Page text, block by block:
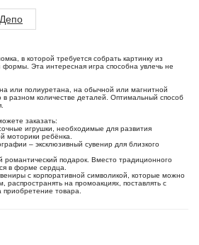
в которой требуется собрать картинку из
Эта интересная игра способна увлечь не
или полиуретана, на обычной или магнитной
разном количестве деталей. Оптимальный способ
заказать:
игрушки, необходимые для развития
моторики ребёнка.
– эксклюзивный сувенир для близкого
романтический подарок. Вместо традиционного
в форме сердца.
с корпоративной символикой, которые можно
распространять на промоакциях, поставлять с
приобретение товара.